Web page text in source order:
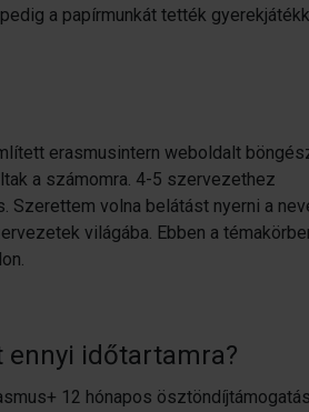
a papírmunkát tették
erasmusintern weboldalt
a számomra. 4-5 szervezethez
Szerettem volna belátást nyerni a
világába. Ebben a
ennyi időtartamra?
12 hónapos